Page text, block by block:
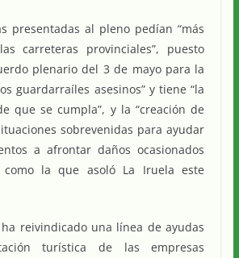
presentadas al pleno pedían “más
carreteras provinciales”, puesto
plenario del 3 de mayo para la
guardarraíles asesinos” y tiene “la
que se cumpla”, y la “creación de
sobrevenidas para ayudar
a afrontar daños ocasionados
como la que asoló La Iruela este
reivindicado una línea de ayudas
turística de las empresas